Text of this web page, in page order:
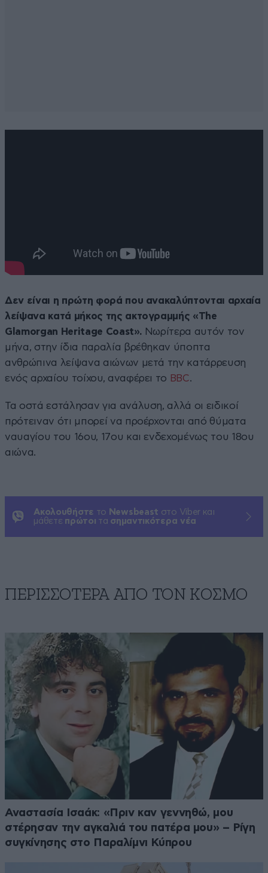
Δεν είναι η πρώτη φορά που ανακαλύπτονται αρχαία
λείψανα κατά μήκος της ακτογραμμής «The
Glamorgan Heritage Coast». Νωρίτερα αυτόν τον
μήνα, στην ίδια παραλία βρέθηκαν ύποπτα
ανθρώπινα λείψανα αιώνων μετά την κατάρρευση
ενός αρχαίου τοίχου, αναφέρει το BBC.
Τα οστά εστάλησαν για ανάλυση, αλλά οι ειδικοί
πρότειναν ότι μπορεί να προέρχονται από θύματα
ναυαγίου του 16ου, 17ου και ενδεχομένως του 18ου
αιώνα.
Ακολουθήστε το Newsbeast στο Viber και
μάθετε πρώτοι τα σημαντικότερα νέα
ΠΕΡΙΣΣΟΤΕΡΑ ΑΠΟ ΤΟΝ ΚΟΣΜΟ
Αναστασία Ισαάκ: «Πριν καν γεννηθώ, μου
στέρησαν την αγκαλιά του πατέρα μου» – Ρίγη
συγκίνησης στο Παραλίμνι Κύπρου